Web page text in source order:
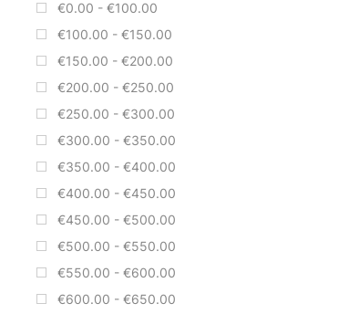
€0.00 - €100.00
€100.00 - €150.00
€150.00 - €200.00
€200.00 - €250.00
€250.00 - €300.00
€300.00 - €350.00
€350.00 - €400.00
€400.00 - €450.00
€450.00 - €500.00
€500.00 - €550.00
€550.00 - €600.00
€600.00 - €650.00